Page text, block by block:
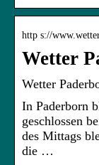
http s://
Wetter
Wetter
In Paderborn
geschlossen
des Mittags
die …